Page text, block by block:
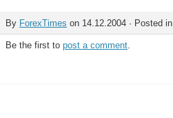
By ForexTimes on 14.12.2004 · Posted in
Be the first to post a comment.